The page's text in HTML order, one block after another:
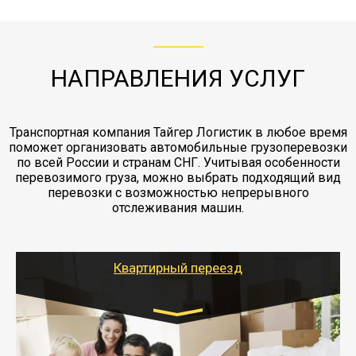
заканчивая выгрузкой в пункте получателя.
НАПРАВЛЕНИЯ УСЛУГ
Транспортная компания Тайгер Логистик в любое время
поможет организовать автомобильные грузоперевозки
по всей России и странам СНГ. Учитывая особенности
перевозимого груза, можно выбрать подходящий вид
перевозки с возможностью непрерывного
отслеживания машин.
Квартирный переезд
Газель: 1,5 и 3 тонны